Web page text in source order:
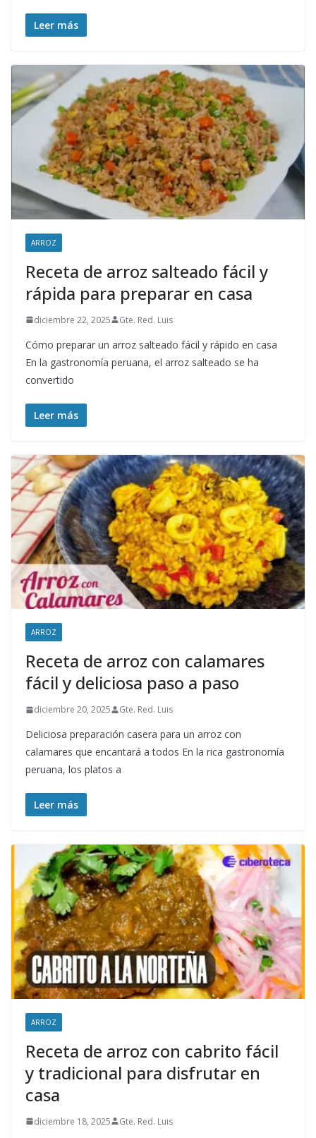
Leer más
ARROZ
Receta de arroz salteado fácil y
rápida para preparar en casa
diciembre 22, 2025 Gte. Red. Luis
Cómo preparar un arroz salteado fácil y rápido en casa
En la gastronomía peruana, el arroz salteado se ha
convertido
Leer más
ARROZ
Receta de arroz con calamares
fácil y deliciosa paso a paso
diciembre 20, 2025 Gte. Red. Luis
Deliciosa preparación casera para un arroz con
calamares que encantará a todos En la rica gastronomía
peruana, los platos a
Leer más
ARROZ
Receta de arroz con cabrito fácil
y tradicional para disfrutar en
casa
diciembre 18, 2025 Gte. Red. Luis